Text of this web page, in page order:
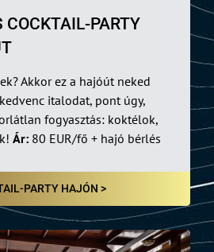
COCKTAIL-PARTY
Akkor ez a hajóút neked
italodat, pont úgy,
fogyasztás: koktélok,
Ár: 80 EUR/fő + hajó bérlés
PARTY HAJÓN >